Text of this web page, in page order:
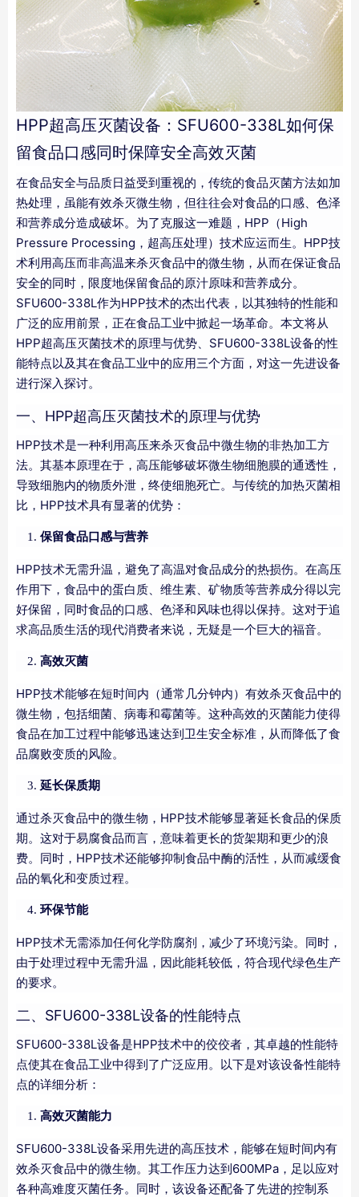
HPP超高压灭菌设备：SFU600-338L如何保
留食品口感同时保障安全高效灭菌
在食品安全与品质日益受到重视的，传统的食品灭菌方法如加
热处理，虽能有效杀灭微生物，但往往会对食品的口感、色泽
和营养成分造成破坏。为了克服这一难题，HPP（High
Pressure Processing，超高压处理）技术应运而生。HPP技
术利用高压而非高温来杀灭食品中的微生物，从而在保证食品
安全的同时，限度地保留食品的原汁原味和营养成分。
SFU600-338L作为HPP技术的杰出代表，以其独特的性能和
广泛的应用前景，正在食品工业中掀起一场革命。本文将从
HPP超高压灭菌技术的原理与优势、SFU600-338L设备的性
能特点以及其在食品工业中的应用三个方面，对这一先进设备
进行深入探讨。
一、HPP超高压灭菌技术的原理与优势
HPP技术是一种利用高压来杀灭食品中微生物的非热加工方
法。其基本原理在于，高压能够破坏微生物细胞膜的通透性，
导致细胞内的物质外泄，终使细胞死亡。与传统的加热灭菌相
比，HPP技术具有显著的优势：
保留食品口感与营养
HPP技术无需升温，避免了高温对食品成分的热损伤。在高压
作用下，食品中的蛋白质、维生素、矿物质等营养成分得以完
好保留，同时食品的口感、色泽和风味也得以保持。这对于追
求高品质生活的现代消费者来说，无疑是一个巨大的福音。
高效灭菌
HPP技术能够在短时间内（通常几分钟内）有效杀灭食品中的
微生物，包括细菌、病毒和霉菌等。这种高效的灭菌能力使得
食品在加工过程中能够迅速达到卫生安全标准，从而降低了食
品腐败变质的风险。
延长保质期
通过杀灭食品中的微生物，HPP技术能够显著延长食品的保质
期。这对于易腐食品而言，意味着更长的货架期和更少的浪
费。同时，HPP技术还能够抑制食品中酶的活性，从而减缓食
品的氧化和变质过程。
环保节能
HPP技术无需添加任何化学防腐剂，减少了环境污染。同时，
由于处理过程中无需升温，因此能耗较低，符合现代绿色生产
的要求。
二、SFU600-338L设备的性能特点
SFU600-338L设备是HPP技术中的佼佼者，其卓越的性能特
点使其在食品工业中得到了广泛应用。以下是对该设备性能特
点的详细分析：
高效灭菌能力
SFU600-338L设备采用先进的高压技术，能够在短时间内有
效杀灭食品中的微生物。其工作压力达到600MPa，足以应对
各种高难度灭菌任务。同时，该设备还配备了先进的控制系